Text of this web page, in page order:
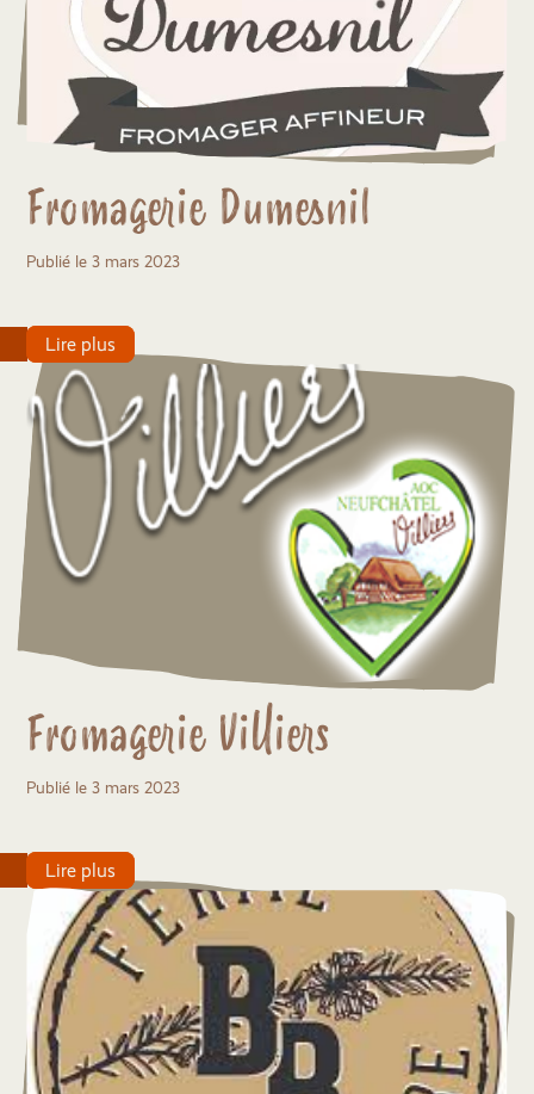
Fromagerie Dumesnil
Publié le 3 mars 2023
Lire plus
Fromagerie Villiers
Publié le 3 mars 2023
Lire plus